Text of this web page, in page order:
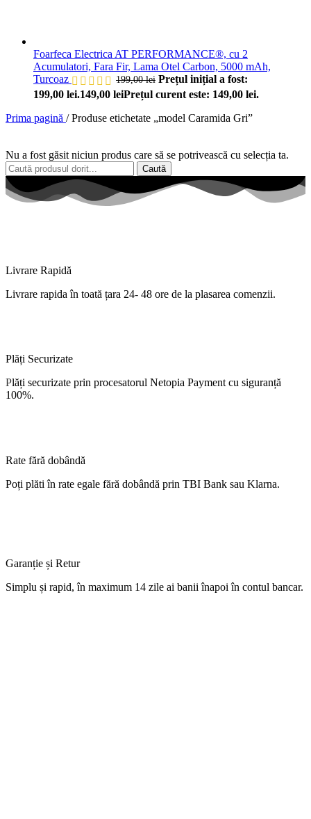
Foarfeca Electrica AT PERFORMANCE®, cu 2
Acumulatori, Fara Fir, Lama Otel Carbon, 5000 mAh,
Turcoaz
199,00lei Prețul inițial a fost:
199,00 lei.149,00 leiPrețul curent este: 149,00 lei.
Prima pagină / Produse etichetate „model Caramida Gri”
Nu a fost găsit niciun produs care să se potrivească cu selecția ta.
Caută
Livrare Rapidă
Livrare rapida în toată țara 24- 48 ore de la plasarea comenzii.
Plăți Securizate
Plăți securizate prin procesatorul Netopia Payment cu siguranță
100%.
Rate fără dobândă
Poți plăti în rate egale fără dobândă prin TBI Bank sau Klarna.
Garanție și Retur
Simplu și rapid,în maximum 14 zile ai banii înapoi în contul bancar.